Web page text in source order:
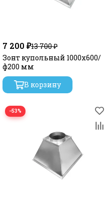
7 200 ₽13 700 ₽
Зонт купольный 1000х600/
ф200 мм
В корзину
−53%